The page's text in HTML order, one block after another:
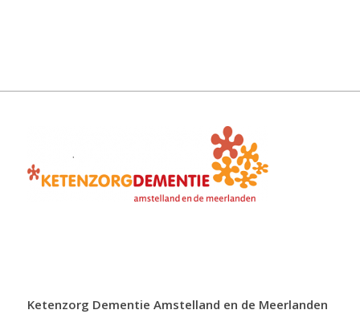
Ketenzorg Dementie Amstelland en de Meerlanden